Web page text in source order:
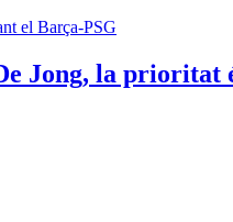
Jong, la prioritat